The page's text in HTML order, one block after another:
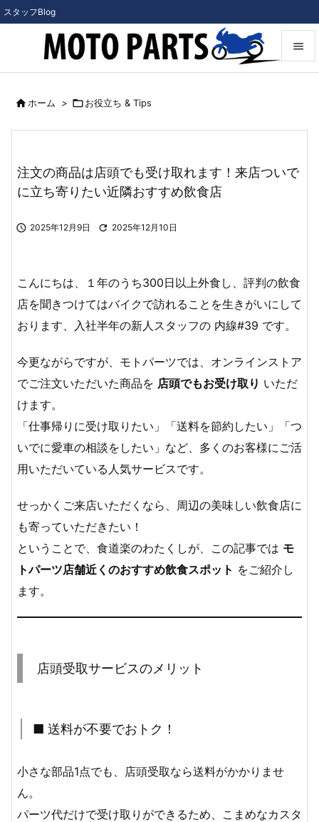


スタッフBlog
ホーム > お役立ち & Tips
注文の商品は店頭でも受け取れます！来店ついで
に立ち寄りたい近隣おすすめ飲食店
 2025年12月9日  2025年12月10日
こんにちは、１年のうち300日以上外食し、評判の飲食
店を聞きつけてはバイクで訪れることを生きがいにして
おります、入社半年の新人スタッフの 内線#39 です。
今更ながらですが、モトパーツでは、オンラインストア
でご注文いただいた商品を 店頭でもお受け取り いただ
けます。
「仕事帰りに受け取りたい」「送料を節約したい」「つ
いでに愛車の相談をしたい」など、多くのお客様にご活
用いただいている人気サービスです。
せっかくご来店いただくなら、周辺の美味しい飲食店に
も寄っていただきたい！
ということで、食道楽のわたくしが、この記事では モ
トパーツ店舗近くのおすすめ飲食スポット をご紹介し
ます。
店頭受取サービスのメリット
■ 送料が不要でおトク！
小さな部品1点でも、店頭受取なら送料がかかりませ
ん。
パーツ代だけで受け取りができるため、こまめなカスタ